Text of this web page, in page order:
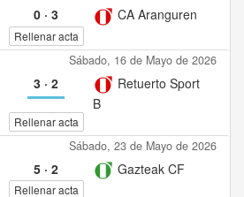
0· 3 CA Aranguren
Rellenar acta
Sábado, 16 de Mayo de 2026
3· 2
Retuerto Sport
B
Rellenar acta
Sábado, 23 de Mayo de 2026
5· 2 Gazteak CF
Rellenar acta